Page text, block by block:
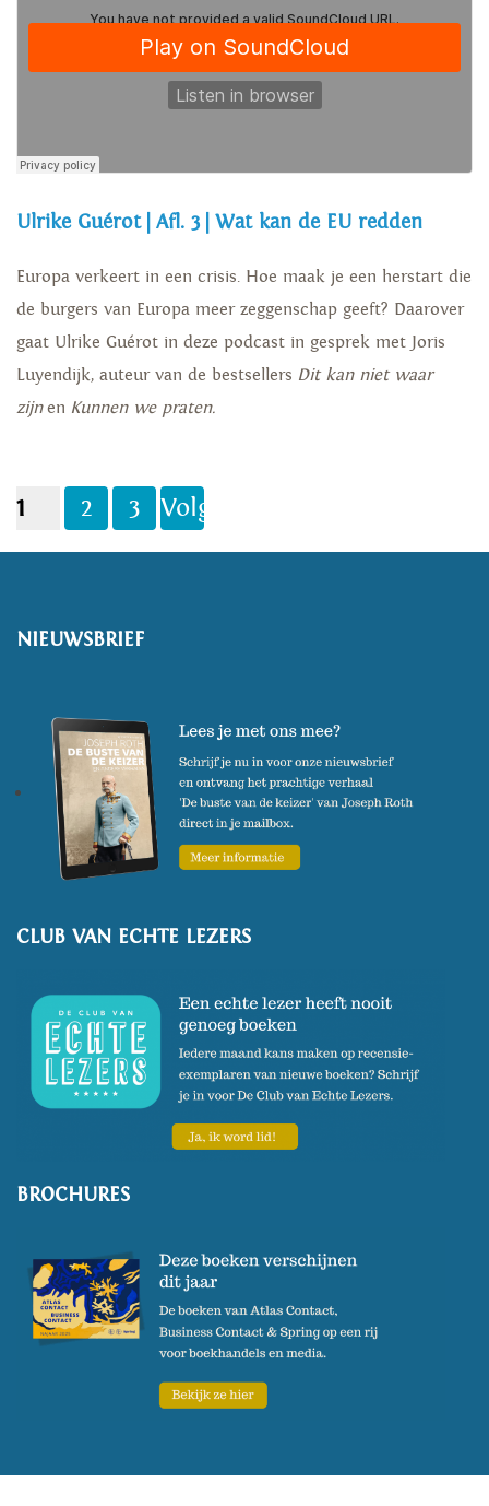
Ulrike Guérot | Afl. 3 | Wat kan de EU redden
Europa verkeert in een crisis. Hoe maak je een herstart die
de burgers van Europa meer zeggenschap geeft? Daarover
gaat Ulrike Guérot in deze podcast in gesprek met Joris
Luyendijk, auteur van de bestsellers Dit kan niet waar
zijnen Kunnen we praten.
1 2 3 Volgende
NIEUWSBRIEF
CLUB VAN ECHTE LEZERS
BROCHURES